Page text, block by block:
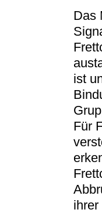
Das
ist
Für